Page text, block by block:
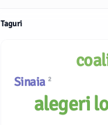
Taguri
Sinaia 2
alegeri